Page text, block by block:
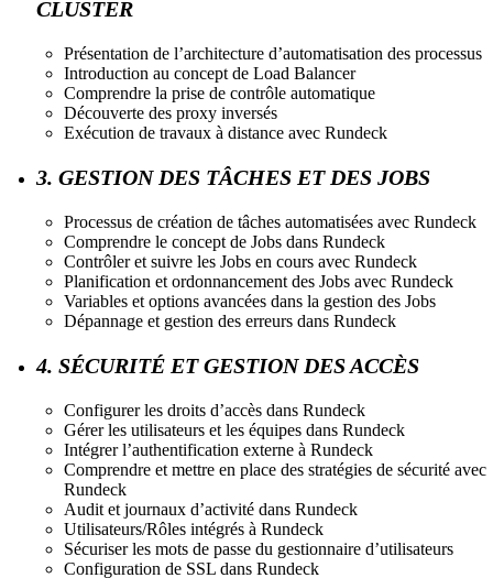
CLUSTER
Présentation de l’architecture d’automatisation des processus
Introduction au concept de Load Balancer
Comprendre la prise de contrôle automatique
Découverte des proxy inversés
Exécution de travaux à distance avec Rundeck
3. GESTION DES TÂCHES ET DES JOBS
Processus de création de tâches automatisées avec Rundeck
Comprendre le concept de Jobs dans Rundeck
Contrôler et suivre les Jobs en cours avec Rundeck
Planification et ordonnancement des Jobs avec Rundeck
Variables et options avancées dans la gestion des Jobs
Dépannage et gestion des erreurs dans Rundeck
4. SÉCURITÉ ET GESTION DES ACCÈS
Configurer les droits d’accès dans Rundeck
Gérer les utilisateurs et les équipes dans Rundeck
Intégrer l’authentification externe à Rundeck
Comprendre et mettre en place des stratégies de sécurité avec
Rundeck
Audit et journaux d’activité dans Rundeck
Utilisateurs/Rôles intégrés à Rundeck
Sécuriser les mots de passe du gestionnaire d’utilisateurs
Configuration de SSL dans Rundeck